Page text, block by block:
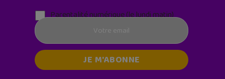
Parentalité numérique (le lundi matin)